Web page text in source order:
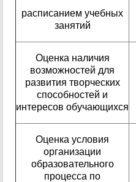
расписанием учебных
занятий
Оценка наличия
возможностей для
развития творческих
способностей и
интересов обучающихся
Оценка условия
организации
образовательного
процесса по